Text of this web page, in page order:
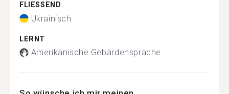
FLIESSEND
Ukrainisch
LERNT
Amerikanische Gebärdensprache